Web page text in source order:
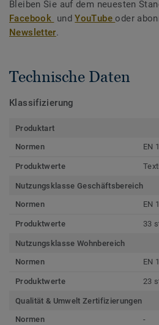
Bleiben Sie auf dem neuesten
Facebook undYouTubeoder
Newsletter.
Technische Daten
Klassifizierung
Produktart
Normen
EN
Produktwerte
Nutzungsklasse Geschäftsbereich
Normen
EN
Produktwerte 33
Nutzungsklasse Wohnbereich
Normen
EN
Produktwerte 23
Qualität & Umwelt Zertifizierungen
Normen
-